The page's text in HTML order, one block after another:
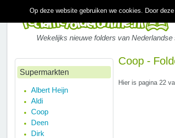
Wekelijks nieuwe folders van
Coop -
Hier is pagina 22
Supermarkten
Albert Heijn
Aldi
Coop
Deen
Dirk
Op deze website gebruiken we cookies. Door